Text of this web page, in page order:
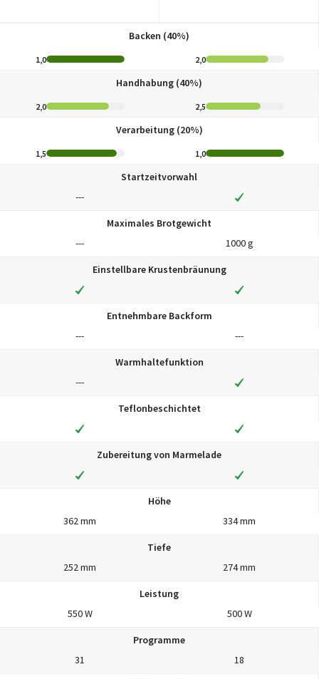
Backen (40%)
1,0 2,0
Handhabung (40%)
2,0 2,5
Verarbeitung (20%)
1,5 1,0
Startzeitvorwahl
---
Maximales Brotgewicht
---
1000 g
Einstellbare Krustenbräunung
Entnehmbare Backform
---
---
Warmhaltefunktion
---
Teflonbeschichtet
Zubereitung von Marmelade
Höhe
362 mm
334 mm
Tiefe
252 mm
274 mm
Leistung
550 W
500 W
Programme
31
18